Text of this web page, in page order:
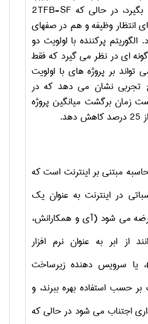
در حالی که 2TFB-SF
وظیفه و هم در صفهای
پرکننده با اولویت دو
ای در نظر می گیرد که فقط
تواند بر پروژه های با اولویت
تجربی نشان می دهد که در
زمان برگشت میانگین پروژه
مبتنی بر اینترنت است که
در اینترنت به عنوان یک
می شود (آی و همکارانش،
از ابر به عنوان نرم افزار
یا سرویس دهنده زیرساخت
حسب استفاده بهره ببرند، و
اجتناب می شود در حالی که